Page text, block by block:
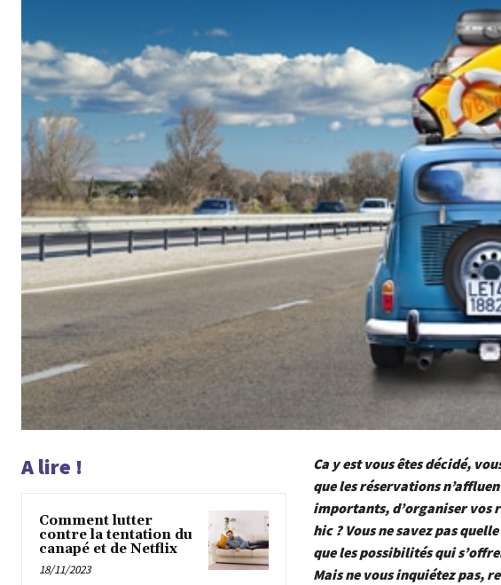
A lire !
Comment lutter
contre la tentation du
canapé et de Netflix
18/11/2023
Ca y est vous êtes décidé,
que les réservations
importants, d’organiser vos
hic ? Vous ne savez pas
que les possibilités qui
Mais ne vous inquiétez pas,